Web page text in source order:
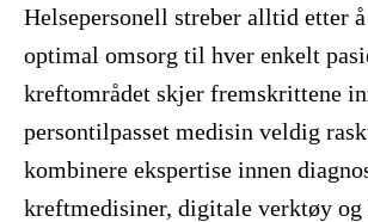
Helsepersonell streber alltid etter
optimal omsorg til hver enkelt
kreftområdet skjer fremskrittene
persontilpasset medisin veldig
kombinere ekspertise innen
kreftmedisiner, digitale verktøy og